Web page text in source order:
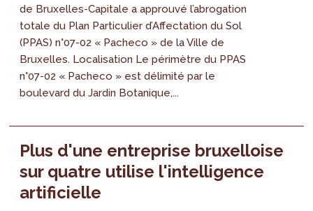
de Bruxelles-Capitale a approuvé l’abrogation
totale du Plan Particulier d’Affectation du Sol
(PPAS) n°07-02 « Pacheco » de la Ville de
Bruxelles. Localisation Le périmètre du PPAS
n°07-02 « Pacheco » est délimité par le
boulevard du Jardin Botanique,...
Plus d'une entreprise bruxelloise
sur quatre utilise l'intelligence
artificielle